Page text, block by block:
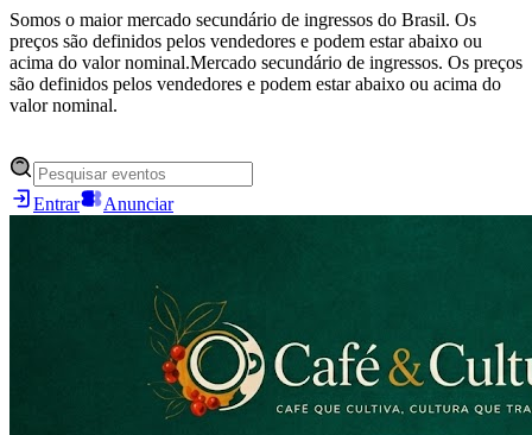
Somos o maior mercado secundário de ingressos do Brasil. Os
preços são definidos pelos vendedores e podem estar abaixo ou
acima do valor nominal.Mercado secundário de ingressos. Os preços
são definidos pelos vendedores e podem estar abaixo ou acima do
valor nominal.
Entrar Anunciar